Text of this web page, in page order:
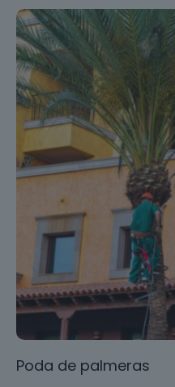
Poda de palmeras